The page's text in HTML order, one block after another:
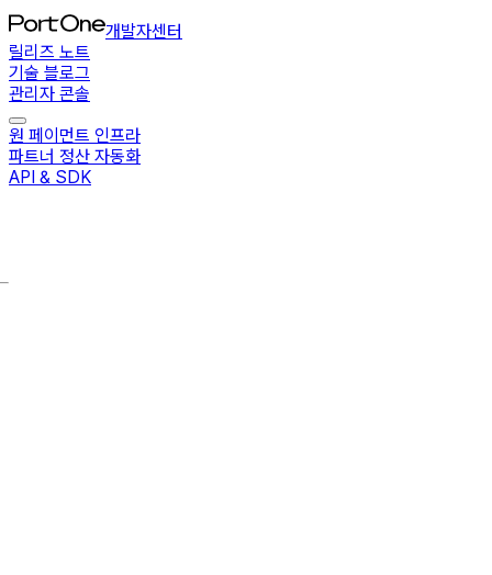
개발자센터
릴리즈 노트
기술 블로그
관리자 콘솔
원 페이먼트 인프라
파트너 정산 자동화
API & SDK